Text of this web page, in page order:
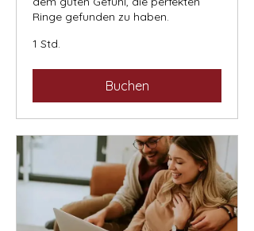
Ringe gefunden zu haben.
1 Std.
Buchen